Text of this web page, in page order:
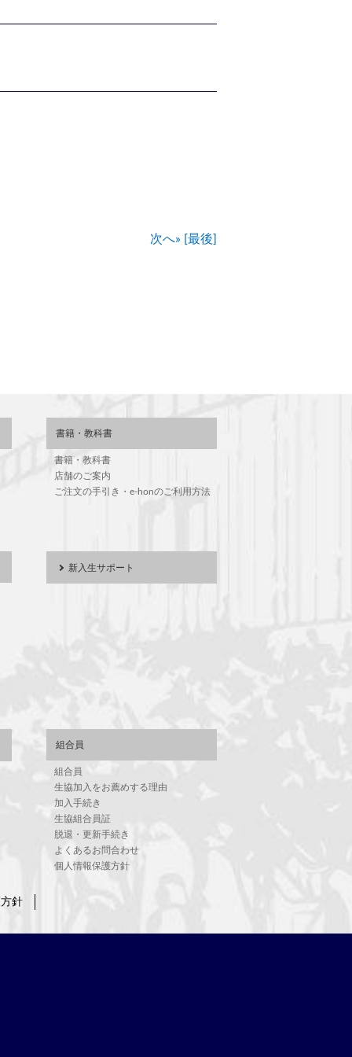
次へ» [最後]
書籍・教科書
書籍・教科書
店舗のご案内
ご注文の手引き・e-honのご利用方法
新入生サポート
組合員
組合員
生協加入をお薦めする理由
加入手続き
生協組合員証
脱退・更新手続き
よくあるお問合わせ
個人情報保護方針
針